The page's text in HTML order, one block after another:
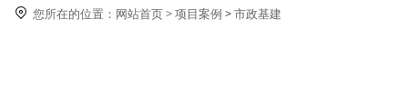
 您所在的位置： 网站首页>项目案例 >市政基建